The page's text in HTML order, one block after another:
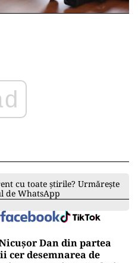
cu toate știrile? Urmărește
de WhatsApp
Dan din partea
cer desemnarea de